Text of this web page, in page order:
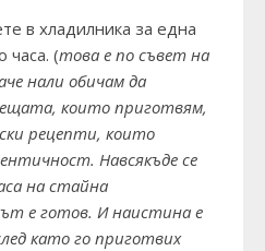
в хладилника за една
часа. (това е по съвет на
нали обичам да
които приготвям,
рецепти, които
Навсякъде се
на стайна
е готов. И наистина е
като го приготвих